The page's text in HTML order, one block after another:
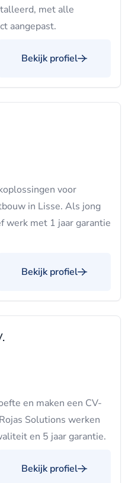
met alle
aangepast.
Bekijk profiel
voor
in Lisse. Als jong
werk met 1 jaar garantie
Bekijk profiel
en maken een CV-
Solutions werken
en 5 jaar garantie.
Bekijk profiel